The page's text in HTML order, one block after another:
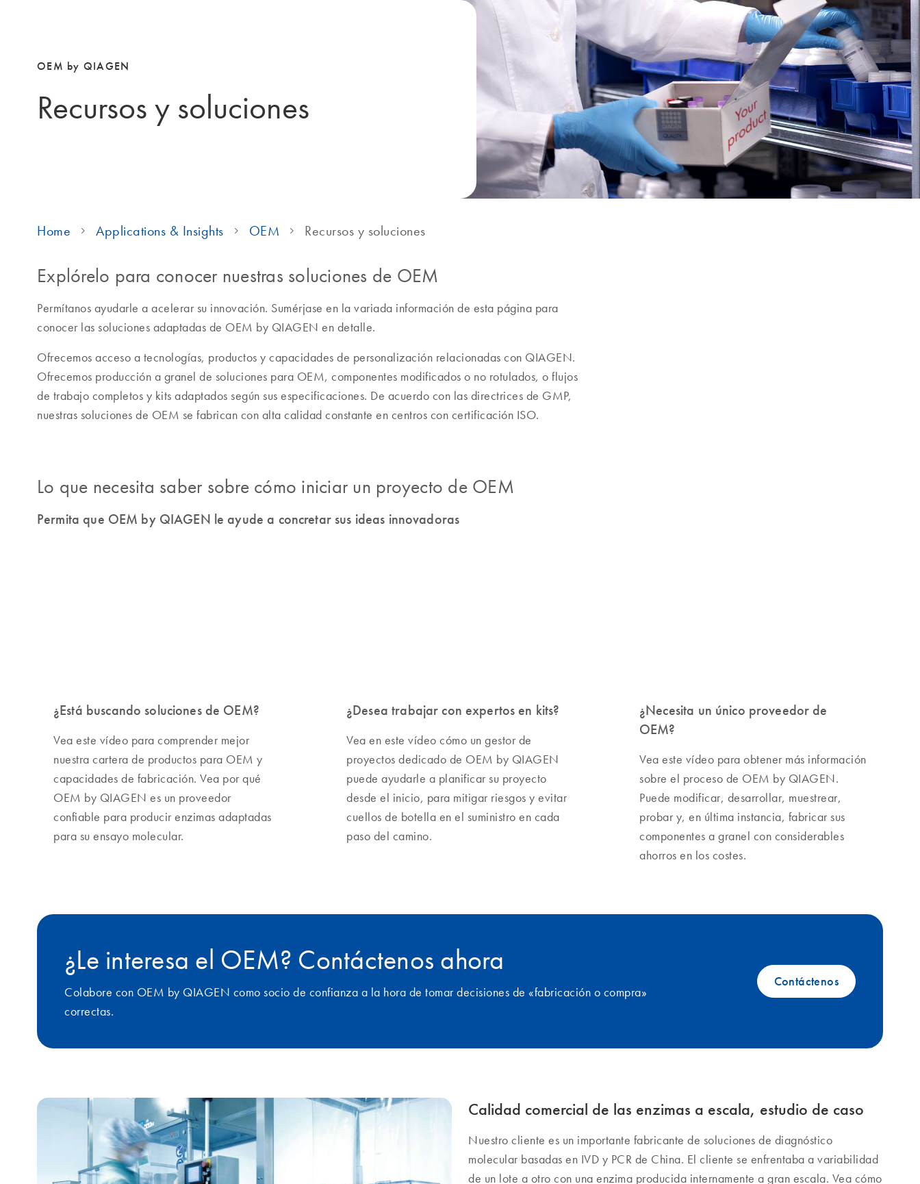
OEM by QIAGEN
Recursos y soluciones
Home Applications & Insights OEM Recursos y soluciones
Explórelo para conocer nuestras soluciones de OEM
Permítanos ayudarle a acelerar su innovación. Sumérjase en la variada información de esta página para
conocer las soluciones adaptadas de OEM by QIAGEN en detalle.
Ofrecemos acceso a tecnologías, productos y capacidades de personalización relacionadas con QIAGEN.
Ofrecemos producción a granel de soluciones para OEM, componentes modificados o no rotulados, o flujos
de trabajo completos y kits adaptados según sus especificaciones. De acuerdo con las directrices de GMP,
nuestras soluciones de OEM se fabrican con alta calidad constante en centros con certificación ISO.
Lo que necesita saber sobre cómo iniciar un proyecto de OEM
Permita que OEM by QIAGEN le ayude a concretar sus ideas innovadoras
¿Está buscando soluciones de OEM?
Vea este vídeo para comprender mejor
nuestra cartera de productos para OEM y
capacidades de fabricación. Vea por qué
OEM by QIAGEN es un proveedor
confiable para producir enzimas adaptadas
para su ensayo molecular.
¿Desea trabajar con expertos en kits?
Vea en este vídeo cómo un gestor de
proyectos dedicado de OEM by QIAGEN
puede ayudarle a planificar su proyecto
desde el inicio, para mitigar riesgos y evitar
cuellos de botella en el suministro en cada
paso del camino.
¿Necesita un único proveedor de
OEM?
Vea este vídeo para obtener más información
sobre el proceso de OEM by QIAGEN.
Puede modificar, desarrollar, muestrear,
probar y, en última instancia, fabricar sus
componentes a granel con considerables
ahorros en los costes.
¿Le interesa el OEM? Contáctenos ahora
Colabore con OEM by QIAGEN como socio de confianza a la hora de tomar decisiones de «fabricación o compra»
correctas.
Contáctenos
Calidad comercial de las enzimas a escala, estudio de caso
Nuestro cliente es un importante fabricante de soluciones de diagnóstico
molecular basadas en IVD y PCR de China. El cliente se enfrentaba a variabilidad
de un lote a otro con una enzima producida internamente a gran escala. Vea cómo